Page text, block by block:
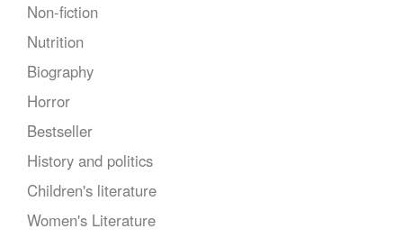
Non-fiction
Nutrition
Biography
Horror
Bestseller
History and politics
Children's literature
Women's Literature